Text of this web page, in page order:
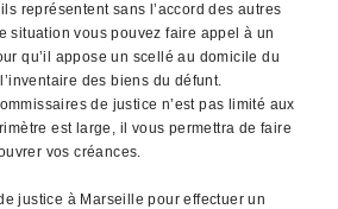
représentent sans l’accord des autres
situation vous pouvez faire appel à un
qu’il appose un scellé au domicile du
des biens du défunt.
de justice n’est pas limité aux
est large, il vous permettra de faire
vos créances.
justice à Marseille pour effectuer un